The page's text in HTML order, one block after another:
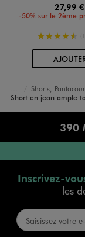
27,99 €
-50% sur le 2ème
4.5/5 de
Accueil
Femme
Vêtements
Shorts,
Short en jean ample
390
Inscrivez-
les